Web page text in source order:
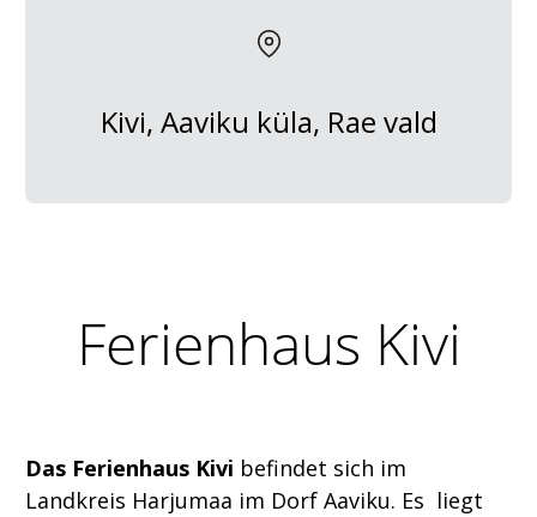
Kivi, Aaviku küla, Rae vald
Ferienhaus Kivi
Das Ferienhaus Kivi befindet sich im
Landkreis Harjumaa im Dorf Aaviku. Es liegt